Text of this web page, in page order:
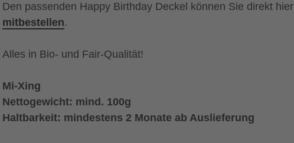
Den passenden Happy Birthday Deckel können Sie direkt hier
mitbestellen.
Alles in Bio- und Fair-Qualität!
Mi-Xing
Nettogewicht: mind. 100g
Haltbarkeit: mindestens 2 Monate ab Auslieferung